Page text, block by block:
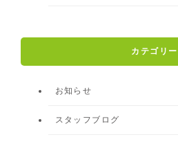
カテゴリー
お知らせ
スタッフブログ